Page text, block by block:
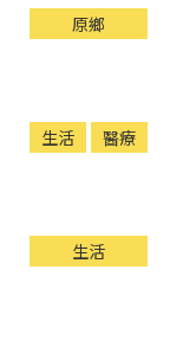
原鄉
生活 醫療
生活